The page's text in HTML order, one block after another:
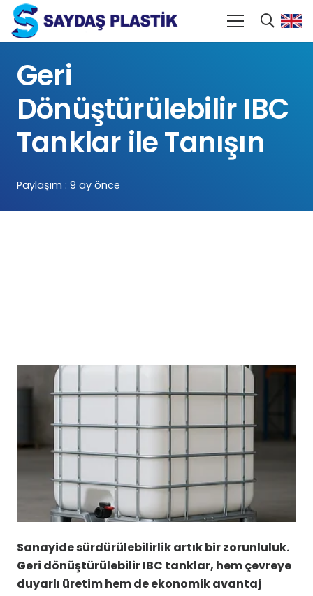
Geri
Dönüştürülebilir IBC
Tanklar ile Tanışın
Paylaşım : 9 ay önce
Sanayide sürdürülebilirlik artık bir zorunluluk.
Geri dönüştürülebilir IBC tanklar, hem çevreye
duyarlı üretim hem de ekonomik avantaj